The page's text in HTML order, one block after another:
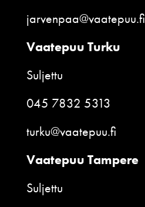
jarvenpaa@vaatepuu.fi
Vaatepuu Turku
Suljettu
045 7832 5313
turku@vaatepuu.fi
Vaatepuu Tampere
Suljettu